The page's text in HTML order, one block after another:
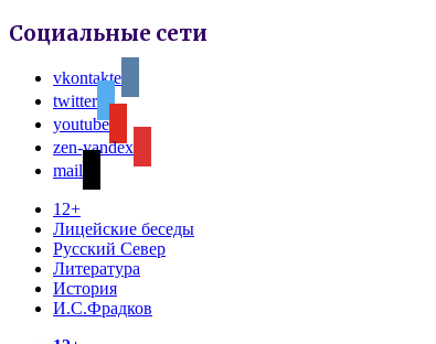
Социальные сети
vkontakte
twitter
youtube
zen-yandex
mail
12+
Лицейские беседы
Русский Север
Литература
История
И.С.Фрадков